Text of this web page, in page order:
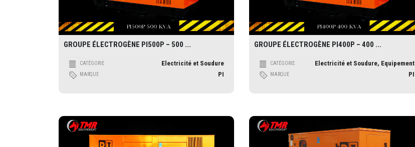
GROUPE ÉLECTROGÈNE PI500P – 500 ...
CATÉGORIE Electricité et Soudure
MARQUE PI
GROUPE ÉLECTROGÈNE PI400P – 400 ...
CATÉGORIE Electricité et Soudure, Equipement
MARQUE PI